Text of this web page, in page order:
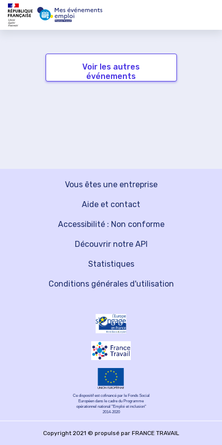
Voir les autres
événements
Vous êtes une entreprise
Découvrir notre API
Aide et contact
Statistiques
Accessibilité : Non conforme
Conditions générales d'utilisation
Ce dispositif est cofinancé par le Fonds Social
Européen dans le cadre du Programme
opérationnel national "Emploi et inclusion"
2014-2020
Copyright 2021 © propulsé par FRANCE TRAVAIL